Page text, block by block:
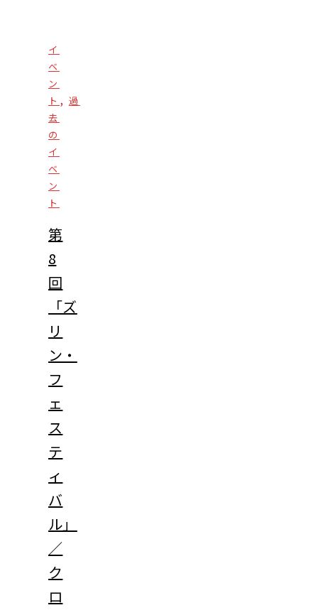
イ
ベ
ン
ト , 過
去
の
イ
ベ
ン
ト
第
8
回
「ズ
リ
ン・
フ
ェ
ス
テ
ィ
バ
ル」
／
ク
ロ